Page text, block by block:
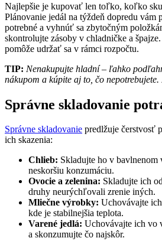
Najlepšie je kupovať len toľko, koľko
Plánovanie jedál na týždeň dopredu vám
potrebné a vyhnúť sa zbytočným
skontrolujte zásoby v chladničke a
pomôže udržať sa v rámci rozpočtu.
TIP: Nenakupujte hladní – ľahko
nákupom a kúpite aj to, čo
Správne skladovanie
Správne skladovanie predlžuje čerstvosť
ich skazenia:
Chlieb: Skladujte ho v bavlnenom
neskoršiu konzumáciu.
Ovocie a zelenina: Skladujte ich
druhy neurýchľovali zrenie iných.
Mliečne výrobky: Uchovávajte
kde je stabilnejšia teplota.
Varené jedlá: Uchovávajte ich vo
a skonzumujte čo najskôr.